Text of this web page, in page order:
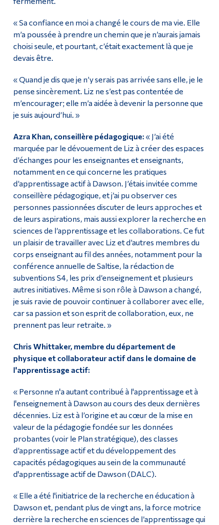
« Sa confiance en moi a changé le cours de ma vie. Elle
m’a poussée à prendre un chemin que je n’aurais jamais
choisi seule, et pourtant, c’était exactement là que je
devais être.
« Quand je dis que je n’y serais pas arrivée sans elle, je le
pense sincèrement. Liz ne s’est pas contentée de
m’encourager; elle m’a aidée à devenir la personne que
je suis aujourd’hui. »
Azra Khan, conseillère pédagogique: « J’ai été
marquée par le dévouement de Liz à créer des espaces
d’échanges pour les enseignantes et enseignants,
notamment en ce qui concerne les pratiques
d’apprentissage actif à Dawson. J’étais invitée comme
conseillère pédagogique, et j’ai pu observer ces
personnes passionnées discuter de leurs approches et
de leurs aspirations, mais aussi explorer la recherche en
sciences de l’apprentissage et les collaborations. Ce fut
un plaisir de travailler avec Liz et d’autres membres du
corps enseignant au fil des années, notamment pour la
conférence annuelle de Saltise, la rédaction de
subventions S4, les prix d’enseignement et plusieurs
autres initiatives. Même si son rôle à Dawson a changé,
je suis ravie de pouvoir continuer à collaborer avec elle,
car sa passion et son esprit de collaboration, eux, ne
prennent pas leur retraite. »
Chris Whittaker, membre du département de
physique et collaborateur actif dans le domaine de
l'apprentissage actif:
« Personne n'a autant contribué à l'apprentissage et à
l'enseignement à Dawson au cours des deux dernières
décennies. Liz est à l’origine et au cœur de la mise en
valeur de la pédagogie fondée sur les données
probantes (voir le Plan stratégique), des classes
d’apprentissage actif et du développement des
capacités pédagogiques au sein de la communauté
d'apprentissage actif de Dawson (DALC).
« Elle a été l'initiatrice de la recherche en éducation à
Dawson et, pendant plus de vingt ans, la force motrice
derrière la recherche en sciences de l’apprentissage qui